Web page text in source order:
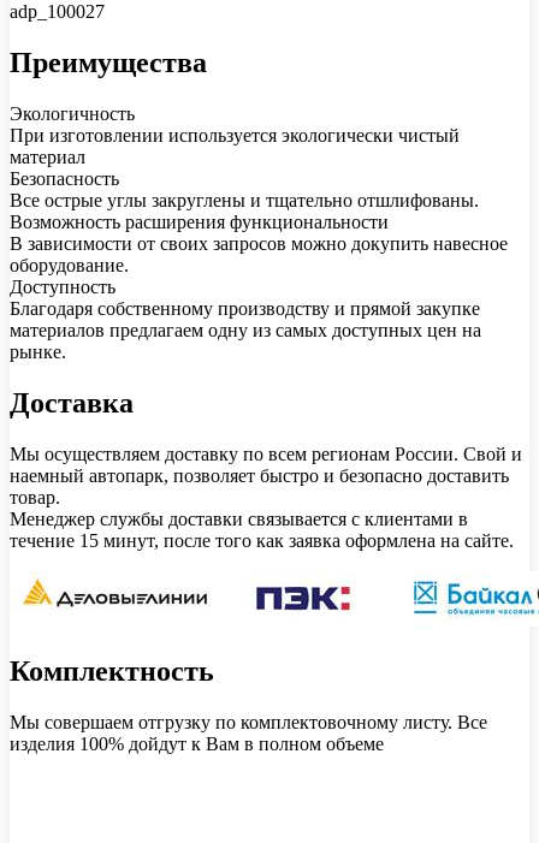
adp_100027
Преимущества
Экологичность
При изготовлении используется экологически чистый
материал
Безопасность
Все острые углы закруглены и тщательно отшлифованы.
Возможность расширения функциональности
В зависимости от своих запросов можно докупить навесное
оборудование.
Доступность
Благодаря собственному производству и прямой закупке
материалов предлагаем одну из самых доступных цен на
рынке.
Доставка
Мы осуществляем доставку по всем регионам России. Свой и
наемный автопарк, позволяет быстро и безопасно доставить
товар.
Менеджер службы доставки связывается с клиентами в
течение 15 минут, после того как заявка оформлена на сайте.
Комплектность
Мы совершаем отгрузку по комплектовочному листу. Все
изделия 100% дойдут к Вам в полном объеме